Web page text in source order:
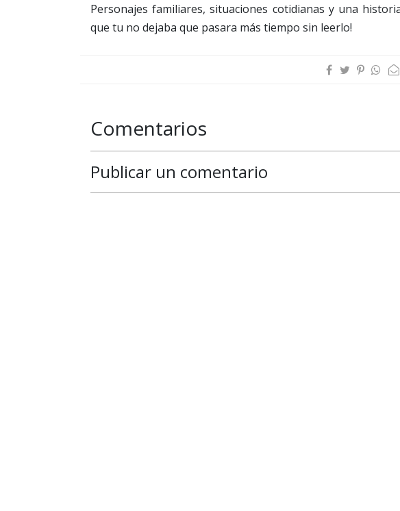
Personajes familiares, situaciones cotidianas y una
que tu no dejaba que pasara más tiempo sin leerlo!
Comentarios
Publicar un comentario